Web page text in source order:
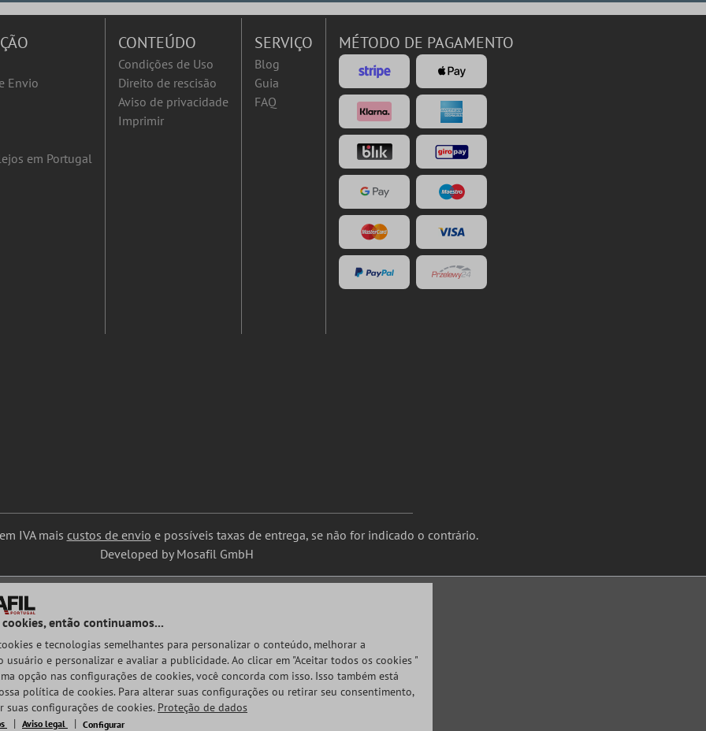
Envio
em Portugal
CONTEÚDO
Condições de Uso
Direito de rescisão
Aviso de privacidade
Imprimir
SERVIÇO
Blog
Guia
FAQ
MÉTODO DE PAGAMENTO
IVA mais custos de envio e possíveis taxas de entrega, se não for indicado o contrário.
Developed by Mosafil GmbH
cookies, então continuamos...
e tecnologias semelhantes para personalizar o conteúdo, melhorar a
usuário e personalizar e avaliar a publicidade. Ao clicar em "Aceitar todos os cookies "
opção nas configurações de cookies, você concorda com isso. Isso também está
política de cookies. Para alterar suas configurações ou retirar seu consentimento,
suas configurações de cookies. Proteção de dados
Aviso legal Configurar